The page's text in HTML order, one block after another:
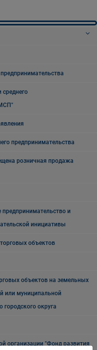
предпринимательства
розничная продажа
и
инициативы
объектов
объектов на земельных
или муниципальной
городского округа
организации "Фонд развития